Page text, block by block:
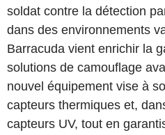
soldat contre la détection
dans des environnements
Barracuda vient enrichir la
solutions de camouflage
nouvel équipement vise à
capteurs thermiques et,
capteurs UV, tout en